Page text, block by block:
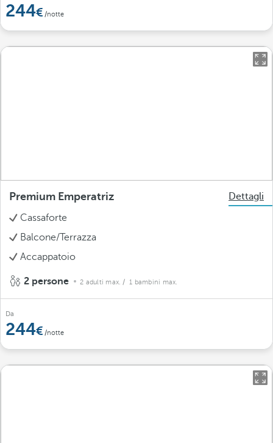
244 /notte
Premium Emperatriz
Dettagli
Cassaforte
Balcone/Terrazza
Accappatoio
2 persone 2 adulti max. / 1 bambini max.
Da
244 /notte